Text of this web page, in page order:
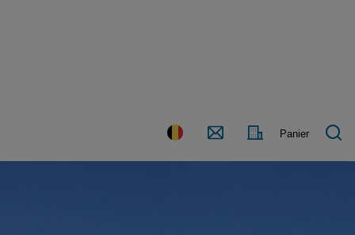
Pays
Nous
contacter
Panier